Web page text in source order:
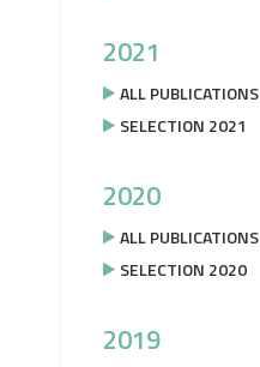
2021
ALL PUBLICATIONS
SELECTION 2021
2020
ALL PUBLICATIONS
SELECTION 2020
2019